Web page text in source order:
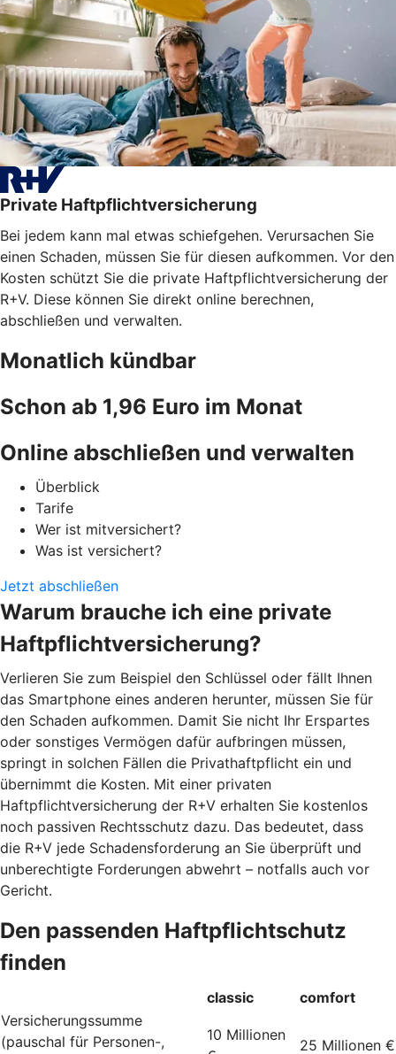
Private Haftpflichtversicherung
Bei jedem kann mal etwas schiefgehen. Verursachen Sie
einen Schaden, müssen Sie für diesen aufkommen. Vor den
Kosten schützt Sie die private Haftpflichtversicherung der
R+V. Diese können Sie direkt online berechnen,
abschließen und verwalten.
Monatlich kündbar
Schon ab 1,96 Euro im Monat
Online abschließen und verwalten
Überblick
Tarife
Wer ist mitversichert?
Was ist versichert?
Jetzt abschließen
Warum brauche ich eine private
Haftpflichtversicherung?
Verlieren Sie zum Beispiel den Schlüssel oder fällt Ihnen
das Smartphone eines anderen herunter, müssen Sie für
den Schaden aufkommen. Damit Sie nicht Ihr Erspartes
oder sonstiges Vermögen dafür aufbringen müssen,
springt in solchen Fällen die Privathaftpflicht ein und
übernimmt die Kosten. Mit einer privaten
Haftpflichtversicherung der R+V erhalten Sie kostenlos
noch passiven Rechtsschutz dazu. Das bedeutet, dass
die R+V jede Schadensforderung an Sie überprüft und
unberechtigte Forderungen abwehrt – notfalls auch vor
Gericht.
Den passenden Haftpflichtschutz
finden
classic
comfort
Versicherungssumme
(pauschal für Personen-,
10 Millionen
25 Millionen €